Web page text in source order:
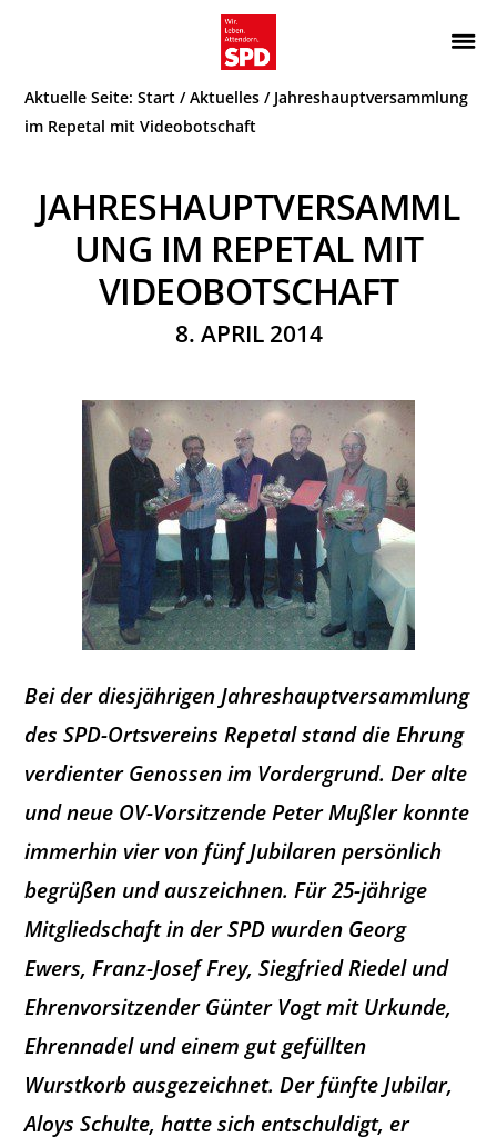
springen
springen
SPD
Leben.
Attendorn.
Aktuelle Seite:Start / Aktuelles /Jahreshauptversammlung
im Repetal mit Videobotschaft
JAHRESHAUPTVERSAMML
UNG IM REPETAL MIT
VIDEOBOTSCHAFT
8. APRIL 2014
Bei der diesjährigen Jahreshauptversammlung
des SPD-Ortsvereins Repetal stand die Ehrung
verdienter Genossen im Vordergrund. Der alte
und neue OV-Vorsitzende Peter Mußler konnte
immerhin vier von fünf Jubilaren persönlich
begrüßen und auszeichnen. Für 25-jährige
Mitgliedschaft in der SPD wurden Georg
Ewers, Franz-Josef Frey, Siegfried Riedel und
Ehrenvorsitzender Günter Vogt mit Urkunde,
Ehrennadel und einem gut gefüllten
Wurstkorb ausgezeichnet. Der fünfte Jubilar,
Aloys Schulte, hatte sich entschuldigt, er